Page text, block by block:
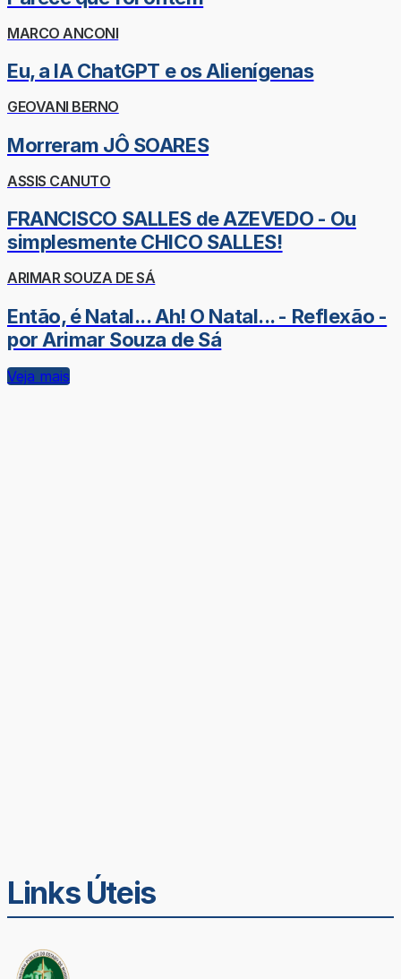
MARCO ANCONI
Eu, a IA ChatGPT e os Alienígenas
GEOVANI BERNO
Morreram JÔ SOARES
ASSIS CANUTO
FRANCISCO SALLES de AZEVEDO - Ou
simplesmente CHICO SALLES!
ARIMAR SOUZA DE SÁ
Então, é Natal... Ah! O Natal... - Reflexão -
por Arimar Souza de Sá
Veja mais
Links Úteis